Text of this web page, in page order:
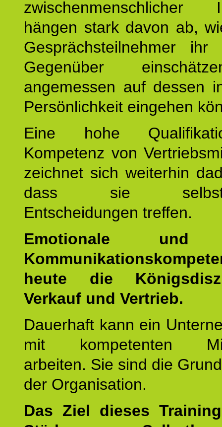
zwischenmenschlicher
hängen stark davon ab,
Gesprächsteilnehmer ihr
Gegenüber
angemessen auf dessen
Persönlichkeit eingehen
Eine hohe
Kompetenz von
zeichnet sich weiterhin
dass sie
Entscheidungen treffen.
Emotionale und
heute die
Verkauf und Vertrieb.
Dauerhaft kann ein
mit kompetenten
arbeiten. Sie sind die
der Organisation.
Das Ziel dieses